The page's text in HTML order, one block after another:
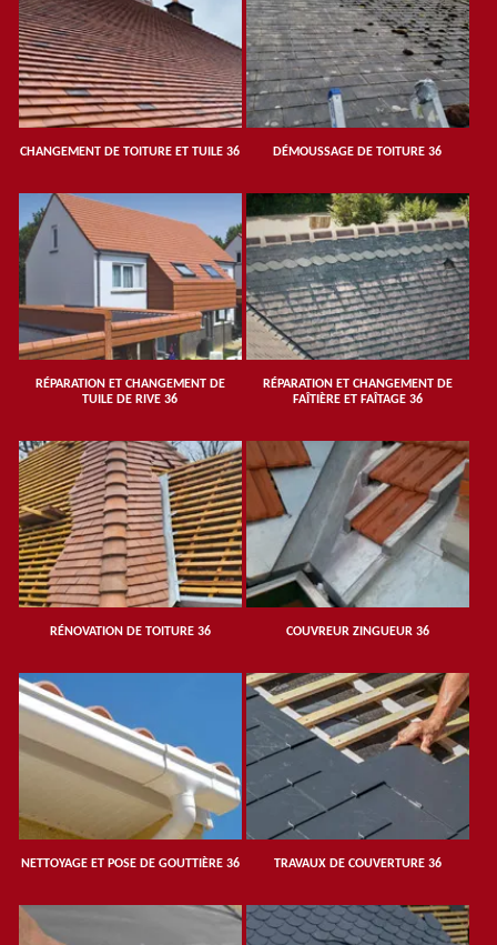
CHANGEMENT DE TOITURE ET TUILE 36 DÉMOUSSAGE DE TOITURE 36
RÉPARATION ET CHANGEMENT DE
TUILE DE RIVE 36
RÉPARATION ET CHANGEMENT DE
FAÎTIÈRE ET FAÎTAGE 36
RÉNOVATION DE TOITURE 36 COUVREUR ZINGUEUR 36
NETTOYAGE ET POSE DE GOUTTIÈRE 36 TRAVAUX DE COUVERTURE 36